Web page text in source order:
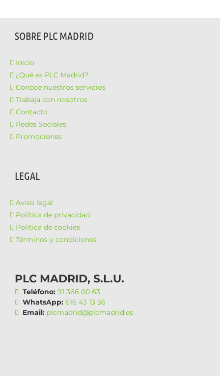
SOBRE PLC MADRID
Inicio
¿Qué es PLC Madrid?
Conoce nuestros servicios
Trabaja con nosotros
Contacto
Redes Sociales
Promociones
LEGAL
Aviso legal
Política de privacidad
Política de cookies
Términos y condiciones
PLC MADRID, S.L.U.
Teléfono: 91 366 00 63
WhatsApp: 616 43 13 56
Email: plcmadrid@plcmadrid.es